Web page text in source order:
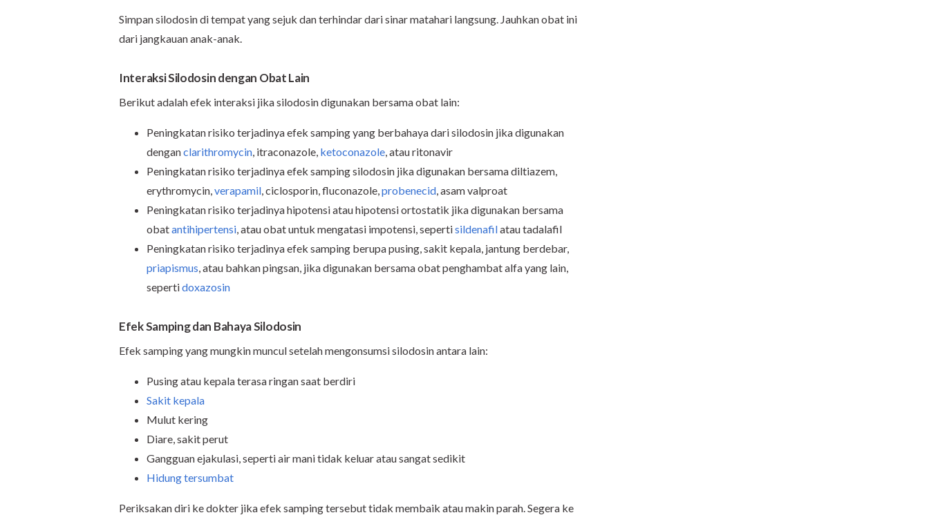
Simpan silodosin di tempat yang sejuk dan terhindar dari sinar matahari langsung. Jauhkan obat ini
dari jangkauan anak-anak.
Interaksi Silodosin dengan Obat Lain
Berikut adalah efek interaksi jika silodosin digunakan bersama obat lain:
Peningkatan risiko terjadinya efek samping yang berbahaya dari silodosin jika digunakan
denganclarithromycin, itraconazole, ketoconazole, atau ritonavir
Peningkatan risiko terjadinya efek samping silodosin jika digunakan bersama diltiazem,
erythromycin,verapamil, ciclosporin, fluconazole,probenecid, asam valproat
Peningkatan risiko terjadinya hipotensi atau hipotensi ortostatik jika digunakan bersama
obatantihipertensi, atau obat untuk mengatasi impotensi, sepertisildenafilatau tadalafil
Peningkatan risiko terjadinya efek samping berupa pusing, sakit kepala, jantung berdebar,
priapismus, atau bahkan pingsan, jika digunakan bersama obat penghambat alfa yang lain,
sepertidoxazosin
Efek Samping dan Bahaya Silodosin
Efek samping yang mungkin muncul setelah mengonsumsi silodosin antara lain:
Pusing atau kepala terasa ringan saat berdiri
Sakit kepala
Mulut kering
Diare, sakit perut
Gangguan ejakulasi, seperti air mani tidak keluar atau sangat sedikit
Hidung tersumbat
Periksakan diri ke dokter jika efek samping tersebut tidak membaik atau makin parah. Segera ke